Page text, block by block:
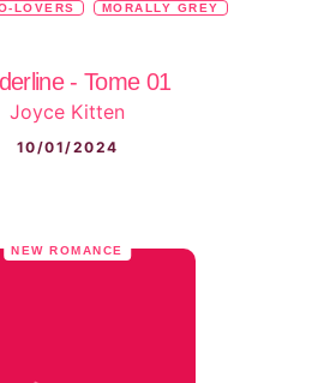
LOVERS MORALLY GREY
- Tome 01
Joyce Kitten
10/01/2024
NEW ROMANCE